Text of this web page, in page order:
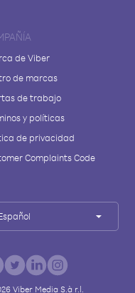
de Viber
de marcas
de trabajo
y políticas
de privacidad
Complaints Code
Viber Media S.à r.l.